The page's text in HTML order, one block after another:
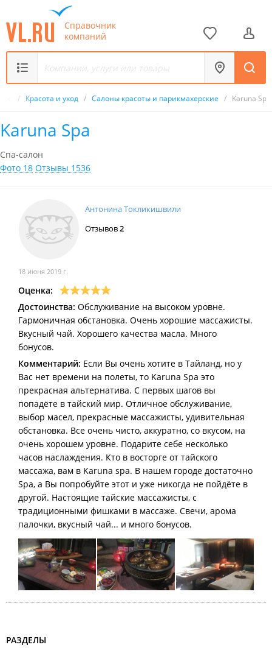
Справочник
компаний
/ Красота и уход / Салоны красоты и парикмахерские / Karuna Spa
Karuna Spa
Спа-салон
Фото 18 Отзывы 1536
Антонина Токликишвили
Отзывов2
18 июня 2019 г.
Оценка:
Достоинства: Обслуживание на высоком уровне.
Гармоничная обстановка. Очень хорошие массажисты.
Вкусный чай. Хорошего качества масла. Много
бонусов.
Комментарий: Если Вы очень хотите в Тайланд, но у
Вас нет времени на полеты, то Karuna Spa это
прекрасная альтернатива. С первых шагов вы
попадёте в тайский мир. Отличное обслуживание,
выбор масел, прекрасные массажисты, удивительная
обстановка. Все очень чисто, аккуратно, со вкусом, на
очень хорошем уровне. Подарите себе несколько
часов наслаждения. Кто в восторге от тайского
массажа, вам в Karuna spa. В нашем городе достаточно
Spa, а Вы попробуйте этот и уже никогда не пойдёте в
другой. Настоящие тайские массажисты, с
традиционными фишками в массаже. Свечи, арома
палочки, вкусный чай... и много бонусов.
РАЗДЕЛЫ